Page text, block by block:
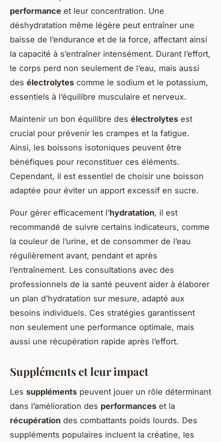
performance et leur concentration. Une
déshydratation même légère peut entraîner une
baisse de l’endurance et de la force, affectant ainsi
la capacité à s’entraîner intensément. Durant l’effort,
le corps perd non seulement de l’eau, mais aussi
des électrolytes comme le sodium et le potassium,
essentiels à l’équilibre musculaire et nerveux.
Maintenir un bon équilibre des électrolytes est
crucial pour prévenir les crampes et la fatigue.
Ainsi, les boissons isotoniques peuvent être
bénéfiques pour reconstituer ces éléments.
Cependant, il est essentiel de choisir une boisson
adaptée pour éviter un apport excessif en sucre.
Pour gérer efficacement l’hydratation, il est
recommandé de suivre certains indicateurs, comme
la couleur de l’urine, et de consommer de l’eau
régulièrement avant, pendant et après
l’entraînement. Les consultations avec des
professionnels de la santé peuvent aider à élaborer
un plan d’hydratation sur mesure, adapté aux
besoins individuels. Ces stratégies garantissent
non seulement une performance optimale, mais
aussi une récupération rapide après l’effort.
Suppléments et leur impact
Les suppléments peuvent jouer un rôle déterminant
dans l’amélioration des performances et la
récupération des combattants poids lourds. Des
suppléments populaires incluent la créatine, les